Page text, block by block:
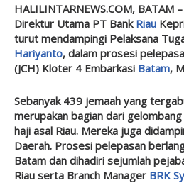
HALILINTARNEWS.COM, BATAM
Direktur Utama PT Bank Riau
turut mendampingi Pelaksana
Hariyanto, dalam prosesi
(JCH) Kloter 4 Embarkasi Batam,
Sebanyak 439 jemaah yang
merupakan bagian dari
haji asal Riau. Mereka juga
Daerah. Prosesi pelepasan
Batam dan dihadiri sejumlah
Riau serta Branch Manager BRK